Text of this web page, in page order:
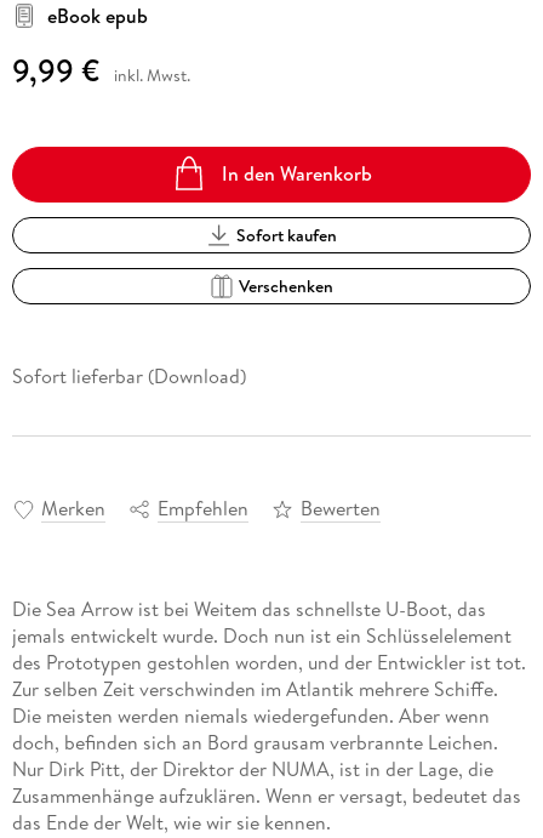
eBook epub
9,99 € inkl. Mwst.
In den Warenkorb
Sofort kaufen
Verschenken
Sofort lieferbar (Download)
Merken Empfehlen Bewerten
Die Sea Arrow ist bei Weitem das schnellste U-Boot, das
jemals entwickelt wurde. Doch nun ist ein Schlüsselelement
des Prototypen gestohlen worden, und der Entwickler ist tot.
Zur selben Zeit verschwinden im Atlantik mehrere Schiffe.
Die meisten werden niemals wiedergefunden. Aber wenn
doch, befinden sich an Bord grausam verbrannte Leichen.
Nur Dirk Pitt, der Direktor der NUMA, ist in der Lage, die
Zusammenhänge aufzuklären. Wenn er versagt, bedeutet das
das Ende der Welt, wie wir sie kennen.